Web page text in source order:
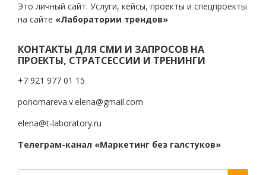
Это личный сайт. Услуги, кейсы, проекты и спецпроекты
на сайте «Лаборатории трендов»
КОНТАКТЫ ДЛЯ СМИ И ЗАПРОСОВ НА
ПРОЕКТЫ, СТРАТСЕССИИ И ТРЕНИНГИ
+7 921 977 01 15
ponomareva.v.elena@gmail.com
elena@t-laboratory.ru
Телеграм-канал «Маркетинг без галстуков»